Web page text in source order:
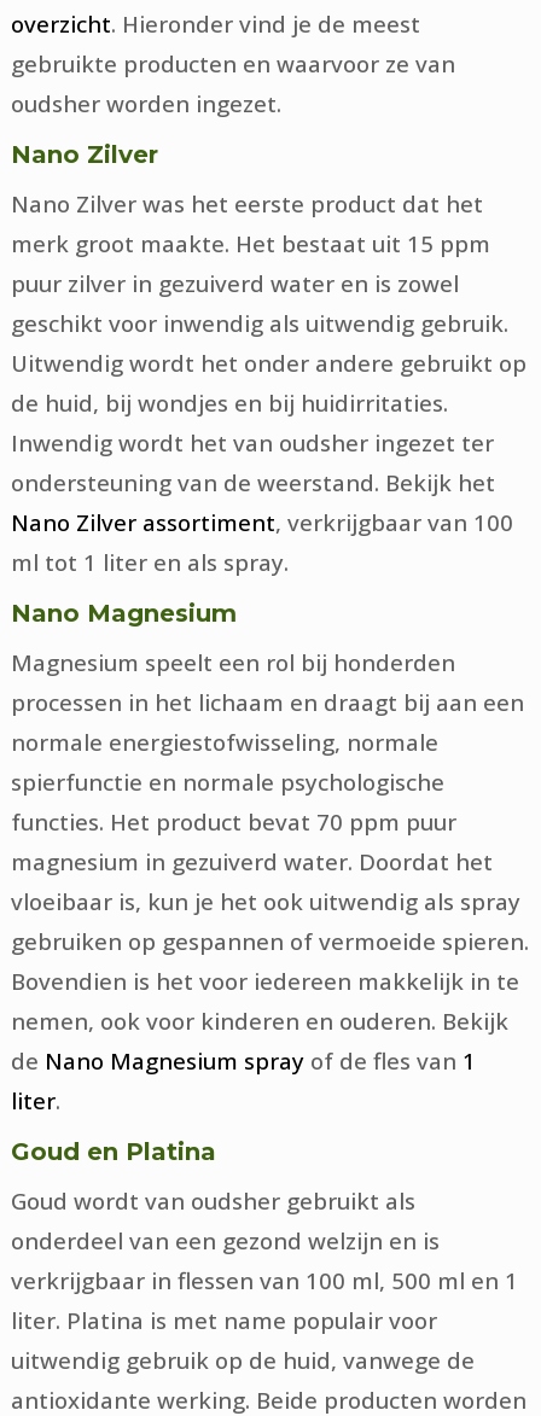
overzicht. Hieronder vind je de meest
gebruikte producten en waarvoor ze van
oudsher worden ingezet.
Nano Zilver
Nano Zilver was het eerste product dat het
merk groot maakte. Het bestaat uit 15 ppm
puur zilver in gezuiverd water en is zowel
geschikt voor inwendig als uitwendig gebruik.
Uitwendig wordt het onder andere gebruikt op
de huid, bij wondjes en bij huidirritaties.
Inwendig wordt het van oudsher ingezet ter
ondersteuning van de weerstand. Bekijk het
Nano Zilver assortiment, verkrijgbaar van 100
ml tot 1 liter en als spray.
Nano Magnesium
Magnesium speelt een rol bij honderden
processen in het lichaam en draagt bij aan een
normale energiestofwisseling, normale
spierfunctie en normale psychologische
functies. Het product bevat 70 ppm puur
magnesium in gezuiverd water. Doordat het
vloeibaar is, kun je het ook uitwendig als spray
gebruiken op gespannen of vermoeide spieren.
Bovendien is het voor iedereen makkelijk in te
nemen, ook voor kinderen en ouderen. Bekijk
de Nano Magnesium spray of de fles van 1
liter.
Goud en Platina
Goud wordt van oudsher gebruikt als
onderdeel van een gezond welzijn en is
verkrijgbaar in flessen van 100 ml, 500 ml en 1
liter. Platina is met name populair voor
uitwendig gebruik op de huid, vanwege de
antioxidante werking. Beide producten worden